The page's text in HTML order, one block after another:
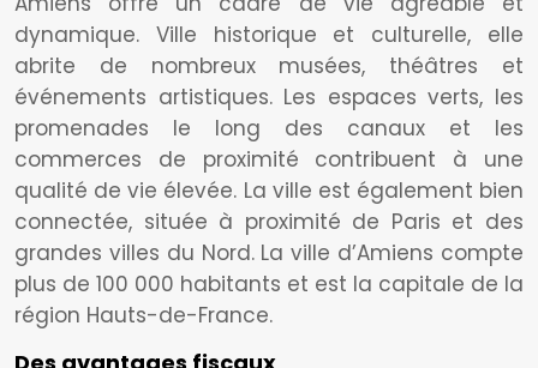
dynamique. Ville historique et culturelle, elle
abrite de nombreux musées, théâtres et
événements artistiques. Les espaces verts, les
promenades le long des canaux et les
commerces de proximité contribuent à une
qualité de vie élevée. La ville est également bien
connectée, située à proximité de Paris et des
grandes villes du Nord. La ville d’Amiens compte
plus de 100 000 habitants et est la capitale de la
région Hauts-de-France.